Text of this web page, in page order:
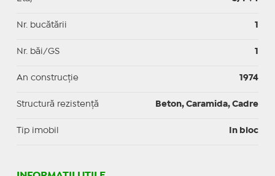
Nr. bucătării 1
Nr. băi/GS 1
An construcție 1974
Structură rezistență Beton, Caramida, Cadre
Tip imobil In bloc